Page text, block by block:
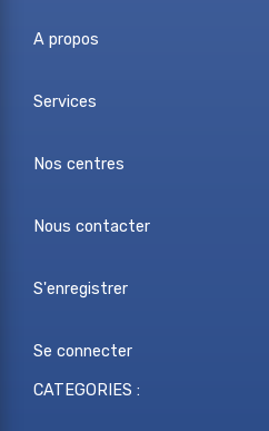
A propos
Services
Nos centres
Nous contacter
S'enregistrer
Se connecter
CATEGORIES :